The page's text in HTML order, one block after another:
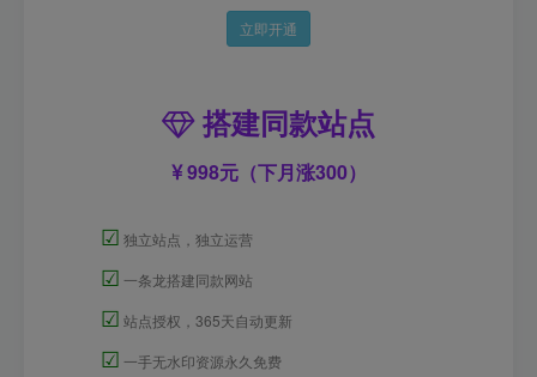
立即开通
搭建同款站点
998元（下月涨300）
☑ 独立站点，独立运营
☑ 一条龙搭建同款网站
☑ 站点授权，365天自动更新
☑ 一手无水印资源永久免费